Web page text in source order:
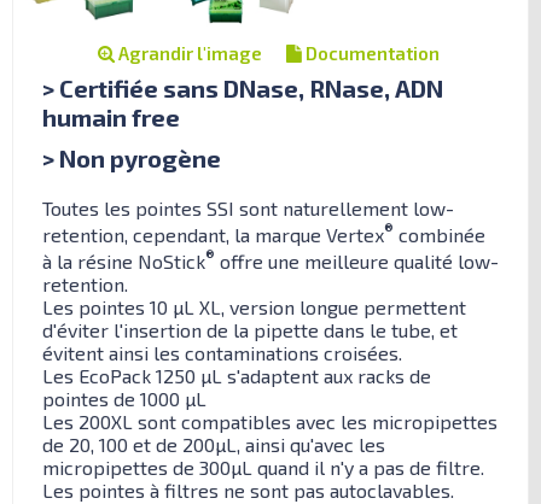
Agrandir l'image Documentation
> Certifiée sans DNase, RNase, ADN
humain free
> Non pyrogène
Toutes les pointes SSI sont naturellement low-
retention, cependant, la marque Vertex® combinée
à la résine NoStick® offre une meilleure qualité low-
retention.
Les pointes 10 µL XL, version longue permettent
d'éviter l'insertion de la pipette dans le tube, et
évitent ainsi les contaminations croisées.
Les EcoPack 1250 µL s'adaptent aux racks de
pointes de 1000 µL
Les 200XL sont compatibles avec les micropipettes
de 20, 100 et de 200µL, ainsi qu'avec les
micropipettes de 300µL quand il n'y a pas de filtre.
Les pointes à filtres ne sont pas autoclavables.